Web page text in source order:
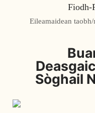
Fiodh-
Eileamaidean
Sòghail